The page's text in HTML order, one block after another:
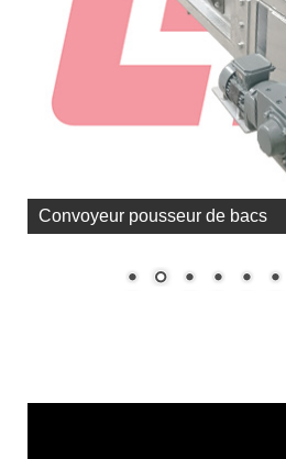
Convoyeur pousseur de bacs